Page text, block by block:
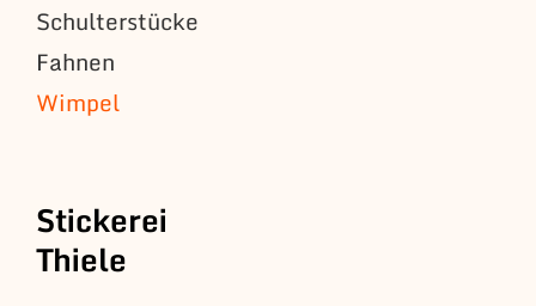
Schulterstücke
Fahnen
Wimpel
Stickerei
Thiele